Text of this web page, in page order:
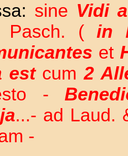
sine Vidi
Pasch. (
in
et
estcum2
-
...- ad Laud.
-